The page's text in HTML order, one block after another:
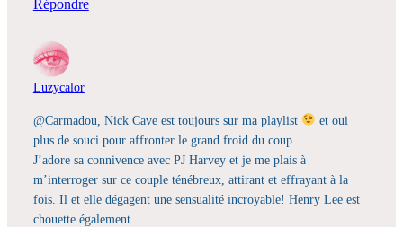
Répondre
Luzycalor
@Carmadou, Nick Cave est toujours sur ma playlist
et oui
plus de souci pour affronter le grand froid du coup.
J’adore sa connivence avec PJ Harvey et je me plais à
m’interroger sur ce couple ténébreux, attirant et effrayant à la
fois. Il et elle dégagent une sensualité incroyable! Henry Lee est
chouette également.